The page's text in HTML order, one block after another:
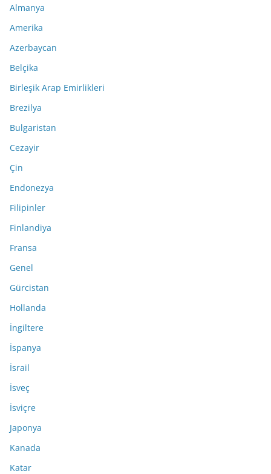
Almanya
Amerika
Azerbaycan
Belçika
Birleşik Arap Emirlikleri
Brezilya
Bulgaristan
Cezayir
Çin
Endonezya
Filipinler
Finlandiya
Fransa
Genel
Gürcistan
Hollanda
İngiltere
İspanya
İsrail
İsveç
İsviçre
Japonya
Kanada
Katar